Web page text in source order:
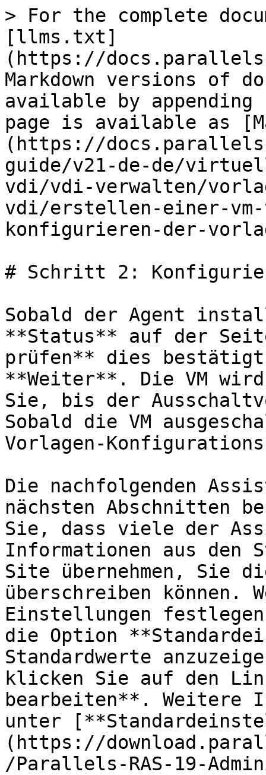
> For the complete
[llms.txt]
(https://
Markdown versions of
available by
page is available as
(https://
guide/v21-de-de/
vdi/vdi-verwalten/
vdi/erstellen-einer-
konfigurieren-der-
# Schritt 2:
Sobald der Agent
**Status** auf der
prüfen** dies
**Weiter**. Die VM
Sie, bis der
Sobald die VM
Vorlagen-
Die nachfolgenden
nächsten Abschnitten
Sie, dass viele der
Informationen aus den
Site übernehmen, Sie
überschreiben können.
Einstellungen
die Option
Standardwerte
klicken Sie auf den
bearbeiten**. Weitere
unter
(https://
/Parallels-RAS-19-